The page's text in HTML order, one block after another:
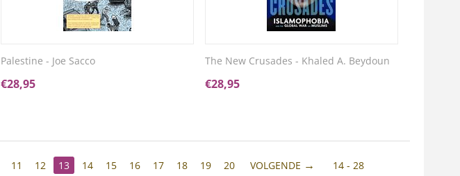
Palestine - Joe Sacco
€28,95
The New Crusades - Khaled A. Beydoun
€28,95
11 12 13 14 15 16 17 18 19 20 VOLGENDE 14 - 28